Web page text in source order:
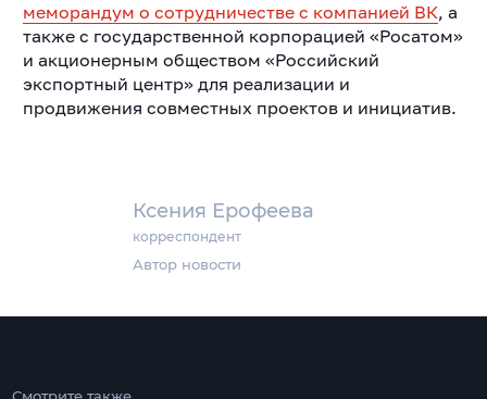
Ксения Ерофеева
корреспондент
Автор новости
меморандум о сотрудничестве с компанией ВК, а
также с государственной корпорацией «Росатом»
и акционерным обществом «Российский
экспортный центр» для реализации и
продвижения совместных проектов и инициатив.
Смотрите также